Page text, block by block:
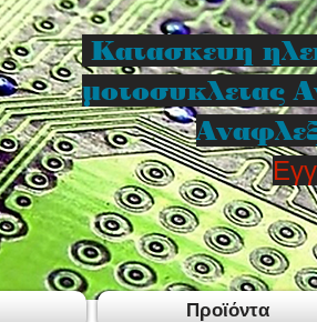
Κατασκευη
μοτοσυκλετας
Προϊόντα